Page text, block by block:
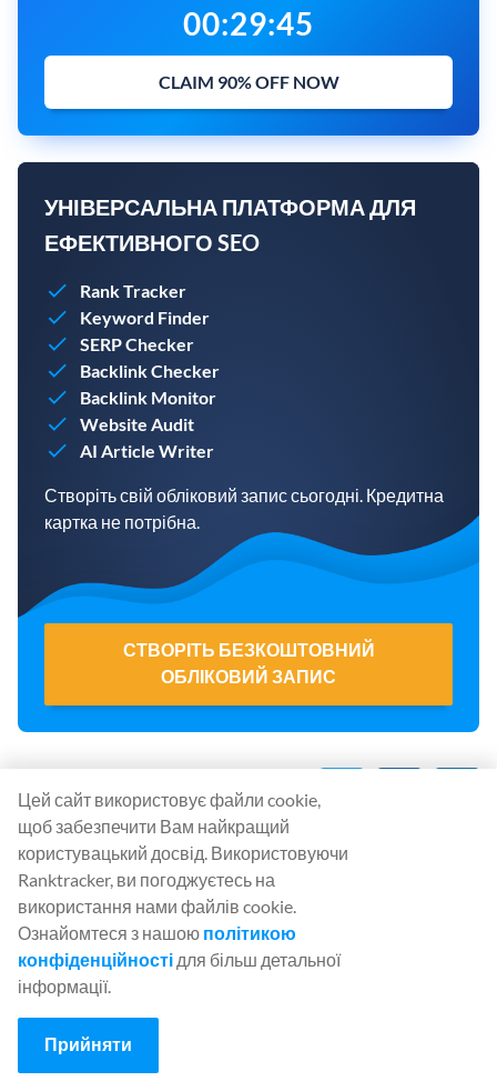
00:29:44
CLAIM 90% OFF NOW
УНІВЕРСАЛЬНА ПЛАТФОРМА ДЛЯ
ЕФЕКТИВНОГО SEO
Rank Tracker
Keyword Finder
SERP Checker
Backlink Checker
Backlink Monitor
Website Audit
AI Article Writer
Створіть свій обліковий запис сьогодні. Кредитна
картка не потрібна.
СТВОРІТЬ БЕЗКОШТОВНИЙ
ОБЛІКОВИЙ ЗАПИС
Поділитися :
Почніть користуватися
Безкоштовно!
Цей сайт використовує файли cookie,
щоб забезпечити Вам найкращий
користувацький досвід. Використовуючи
Ranktracker, ви погоджуєтесь на
використання нами файлів cookie.
Ознайомтеся з нашою політикою
конфіденційності для більш детальної
інформації.
Прийняти